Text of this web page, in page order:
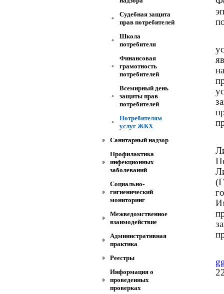
Судебная защита
прав потребителей
Школа
потребителя
Финансовая
грамотность
потребителей
Всемирный день
защиты прав
потребителей
Потребителям
услуг ЖКХ
Санитарный надзор
Профилактика
инфекционных
заболеваний
Социально-
гигиенический
мониторинг
Межведомственное
взаимодействие
Административная
практика
Реестры
Информация о
проведенных
проверках